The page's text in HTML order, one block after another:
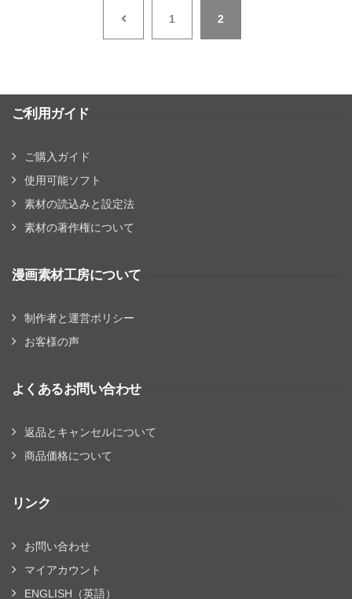
1 2
ご利用ガイド
ご購入ガイド
使用可能ソフト
素材の読込みと設定法
素材の著作権について
漫画素材工房について
制作者と運営ポリシー
お客様の声
よくあるお問い合わせ
返品とキャンセルについて
商品価格について
リンク
お問い合わせ
マイアカウント
ENGLISH（英語）